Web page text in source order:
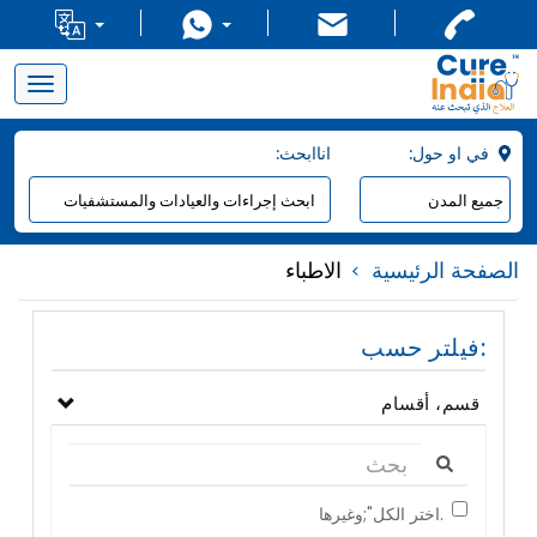
Toggle
navigation
:اناابحث
الصفحة الرئيسية الاطباء
فيلتر حسب:
قسم، أقسام
اختر الكل";وغيرها.